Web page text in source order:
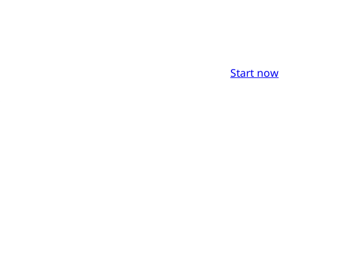
Start now